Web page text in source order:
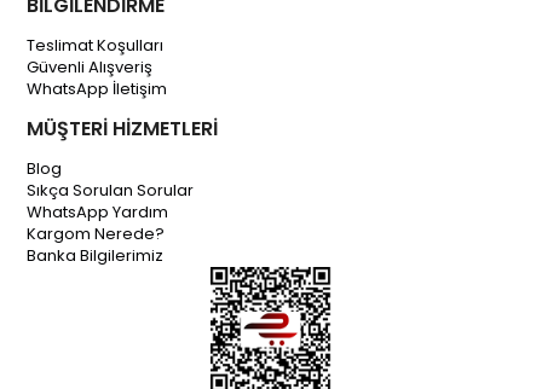
Teslimat Koşulları
Güvenli Alışveriş
WhatsApp İletişim
MÜŞTERİ HİZMETLERİ
Blog
Sıkça Sorulan Sorular
WhatsApp Yardım
Kargom Nerede?
Banka Bilgilerimiz